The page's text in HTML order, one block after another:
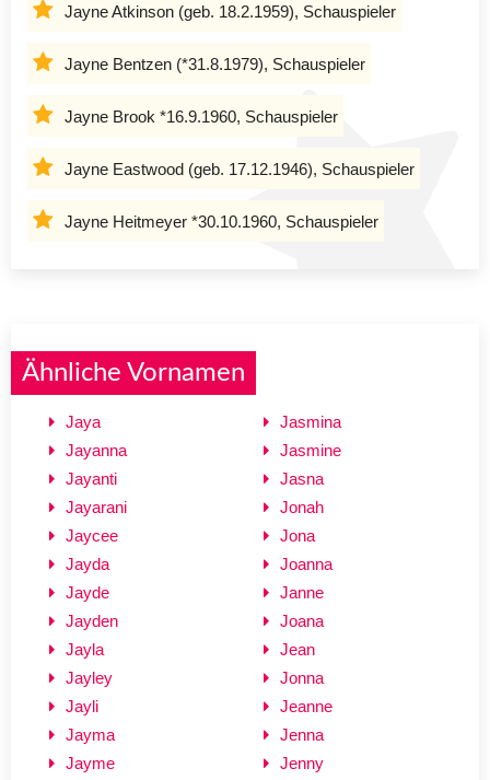
Jayne Atkinson (geb. 18.2.1959), Schauspieler
Jayne Bentzen (*31.8.1979), Schauspieler
Jayne Brook *16.9.1960, Schauspieler
Jayne Eastwood (geb. 17.12.1946), Schauspieler
Jayne Heitmeyer *30.10.1960, Schauspieler
Ähnliche Vornamen
Jaya
Jayanna
Jayanti
Jayarani
Jaycee
Jayda
Jayde
Jayden
Jayla
Jayley
Jayli
Jayma
Jayme
Jasmina
Jasmine
Jasna
Jonah
Jona
Joanna
Janne
Joana
Jean
Jonna
Jeanne
Jenna
Jenny